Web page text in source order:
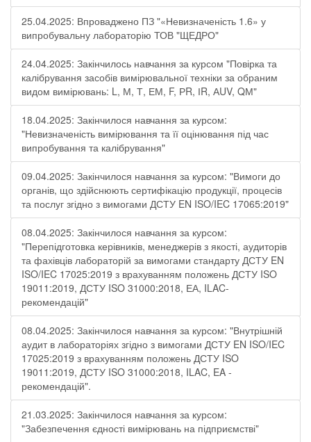
25.04.2025: Впроваджено ПЗ "«Невизначеність 1.6» у
випробувальну лабораторію ТОВ "ЩЕДРО"
24.04.2025: Закінчилось навчання за курсом "Повірка та
калібрування засобів вимірювальної техніки за обраним
видом вимірювань: L, М, Т, ЕМ, F, РR, ІR, АUV, QМ"
18.04.2025: Закінчилося навчання за курсом:
"Невизначеність вимірювання та її оцінювання під час
випробування та калібрування"
09.04.2025: Закінчилося навчання за курсом: "Вимоги до
органів, що здійснюють сертифікацію продукції, процесів
та послуг згідно з вимогами ДСТУ EN ISO/IEC 17065:2019"
08.04.2025: Закінчилося навчання за курсом:
"Перепідготовка керівників, менеджерів з якості, аудиторів
та фахівців лабораторій за вимогами стандарту ДСТУ EN
ISO/IEC 17025:2019 з врахуванням положень ДСТУ ISO
19011:2019, ДСТУ ISO 31000:2018, ЕА, ILAC-
рекомендацій"
08.04.2025: Закінчилося навчання за курсом: "Внутрішній
аудит в лабораторіях згідно з вимогами ДСТУ EN ISO/IEC
17025:2019 з врахуванням положень ДСТУ ISO
19011:2019, ДСТУ ISO 31000:2018, ILAC, EA -
рекомендацій".
21.03.2025: Закінчилося навчання за курсом:
"Забезпечення єдності вимірювань на підприємстві"